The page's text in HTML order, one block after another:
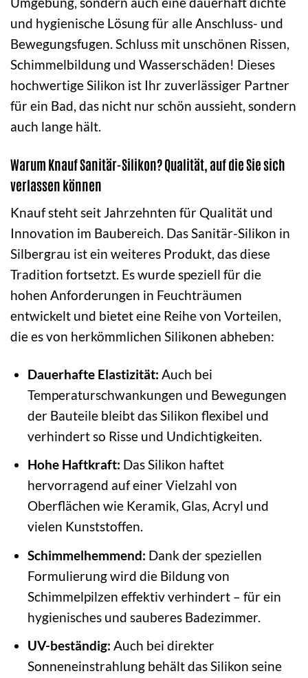
und hygienische Lösung für alle Anschluss- und
Bewegungsfugen. Schluss mit unschönen Rissen,
Schimmelbildung und Wasserschäden! Dieses
hochwertige Silikon ist Ihr zuverlässiger Partner
für ein Bad, das nicht nur schön aussieht, sondern
auch lange hält.
Warum Knauf Sanitär-Silikon? Qualität, auf die Sie sich
verlassen können
Knauf steht seit Jahrzehnten für Qualität und
Innovation im Baubereich. Das Sanitär-Silikon in
Silbergrau ist ein weiteres Produkt, das diese
Tradition fortsetzt. Es wurde speziell für die
hohen Anforderungen in Feuchträumen
entwickelt und bietet eine Reihe von Vorteilen,
die es von herkömmlichen Silikonen abheben:
Dauerhafte Elastizität: Auch bei
Temperaturschwankungen und Bewegungen
der Bauteile bleibt das Silikon flexibel und
verhindert so Risse und Undichtigkeiten.
Hohe Haftkraft: Das Silikon haftet
hervorragend auf einer Vielzahl von
Oberflächen wie Keramik, Glas, Acryl und
vielen Kunststoffen.
Schimmelhemmend: Dank der speziellen
Formulierung wird die Bildung von
Schimmelpilzen effektiv verhindert – für ein
hygienisches und sauberes Badezimmer.
UV-beständig: Auch bei direkter
Sonneneinstrahlung behält das Silikon seine